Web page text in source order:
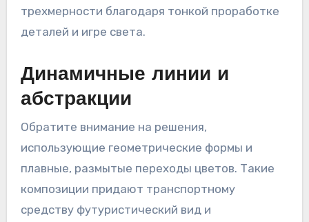
трехмерности благодаря тонкой проработке
деталей и игре света.
Динамичные линии и
абстракции
Обратите внимание на решения,
использующие геометрические формы и
плавные, размытые переходы цветов. Такие
композиции придают транспортному
средству футуристический вид и